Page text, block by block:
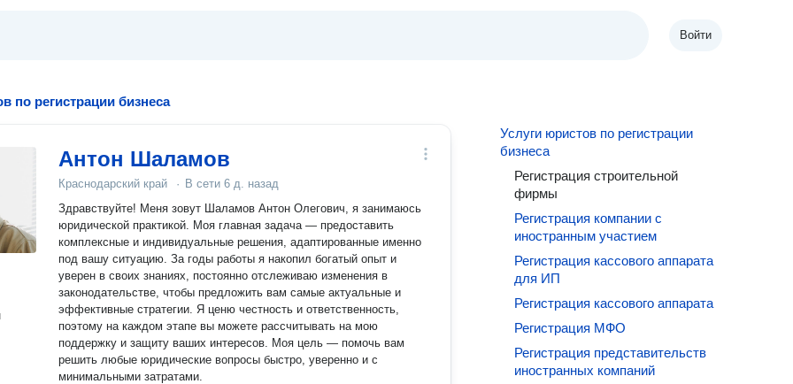
Войти
по регистрации бизнеса
Антон Шаламов
Краснодарский край · В сети 6 д. назад
Здравствуйте! Меня зовут Шаламов Антон Олегович, я занимаюсь
юридической практикой. Моя главная задача — предоставить
комплексные и индивидуальные решения, адаптированные именно
под вашу ситуацию. За годы работы я накопил богатый опыт и
уверен в своих знаниях, постоянно отслеживаю изменения в
законодательстве, чтобы предложить вам самые актуальные и
эффективные стратегии. Я ценю честность и ответственность,
поэтому на каждом этапе вы можете рассчитывать на мою
поддержку и защиту ваших интересов. Моя цель — помочь вам
решить любые юридические вопросы быстро, уверенно и с
минимальными затратами.
Услуги юристов по регистрации
бизнеса
Регистрация строительной
фирмы
Регистрация компании с
иностранным участием
Регистрация кассового аппарата
для ИП
Регистрация кассового аппарата
Регистрация МФО
Регистрация представительств
иностранных компаний